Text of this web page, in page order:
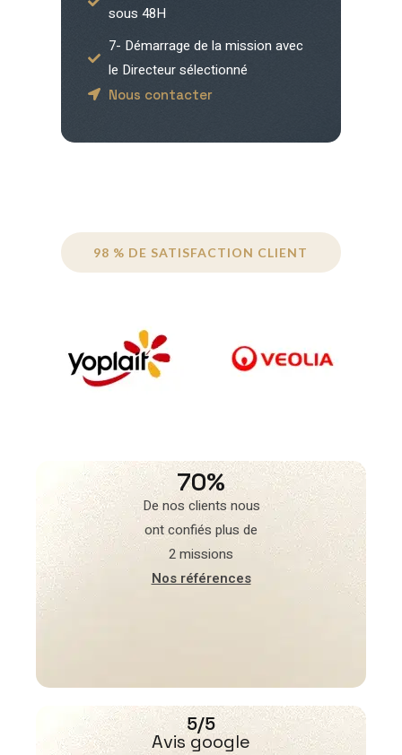
sous 48H
7- Démarrage de la mission avec
le Directeur sélectionné
Nous contacter
98 % DE SATISFACTION CLIENT
70%
De nos clients nous
ont confiés plus de
2 missions
Nos références
5/5
Avis google